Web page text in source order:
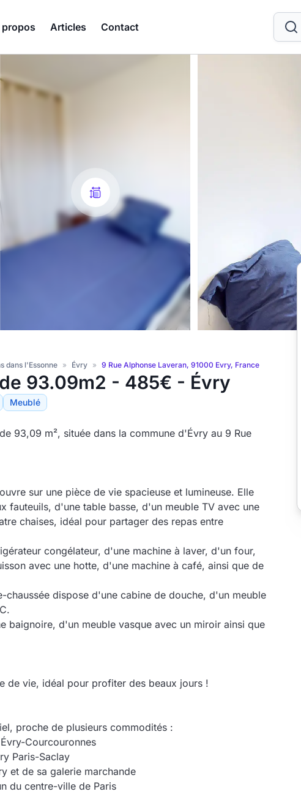
propos Articles Contact
dans l'Essonne » Évry » 9 Rue Alphonse Laveran, 91000 Evry, France
93.09m2 - 485€ - Évry
Meublé
93,09 m², située dans la commune d'Évry au 9 Rue
sur une pièce de vie spacieuse et lumineuse. Elle
fauteuils, d'une table basse, d'un meuble TV avec une
chaises, idéal pour partager des repas entre
congélateur, d'une machine à laver, d'un four,
avec une hotte, d'une machine à café, ainsi que de
chaussée dispose d'une cabine de douche, d'un meuble
baignoire, d'un meuble vasque avec un miroir ainsi que
de vie, idéal pour profiter des beaux jours !
proche de plusieurs commodités :
Courcouronnes
Paris-Saclay
et de sa galerie marchande
du centre-ville de Paris